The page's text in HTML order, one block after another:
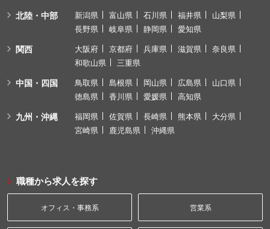
北陸・中部 新潟県 富山県 石川県 福井県
山梨県
長野県
岐阜県 静岡県 愛知県
関西 大阪府 京都府 兵庫県 滋賀県
奈良県
和歌山県
三重県
中国・四国 鳥取県 島根県 岡山県 広島県
山口県
徳島県
香川県 愛媛県 高知県
九州・沖縄 福岡県 佐賀県 長崎県 熊本県
大分県
宮崎県
鹿児島県 沖縄県
職種から求人を探す
オフィス・事務系 営業系